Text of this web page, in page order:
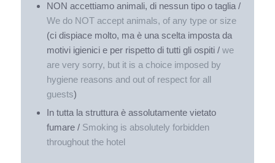
NON accettiamo animali, di nessun tipo o taglia /
We do NOT accept animals, of any type or size
(ci dispiace molto, ma è una scelta imposta da
motivi igienici e per rispetto di tutti gli ospiti / we
are very sorry, but it is a choice imposed by
hygiene reasons and out of respect for all
guests)
In tutta la struttura è assolutamente vietato
fumare / Smoking is absolutely forbidden
throughout the hotel